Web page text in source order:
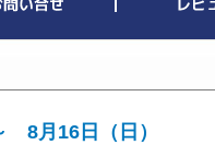
8月16日（日）